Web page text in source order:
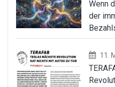
Wenn
der
11.